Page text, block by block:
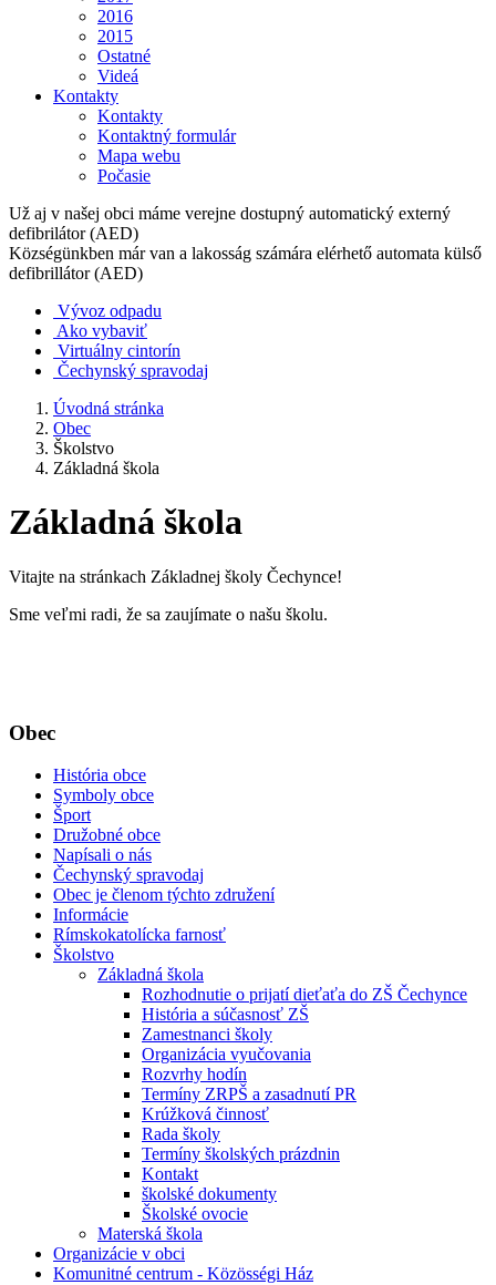
2016
2015
Ostatné
Videá
Kontakty
Kontakty
Kontaktný formulár
Mapa webu
Počasie
Už aj v našej obci máme verejne dostupný automatický externý
defibrilátor (AED)
Községünkben már van a lakosság számára elérhető automata külső
defibrillátor (AED)
Vývoz odpadu
Ako vybaviť
Virtuálny cintorín
Čechynský spravodaj
Úvodná stránka
Obec
Školstvo
Základná škola
Základná škola
Vitajte na stránkach Základnej školy Čechynce!
Sme veľmi radi, že sa zaujímate o našu školu.
Obec
História obce
Symboly obce
Šport
Družobné obce
Napísali o nás
Čechynský spravodaj
Obec je členom týchto združení
Informácie
Rímskokatolícka farnosť
Školstvo
Základná škola
Rozhodnutie o prijatí dieťaťa do ZŠ Čechynce
História a súčasnosť ZŠ
Zamestnanci školy
Organizácia vyučovania
Rozvrhy hodín
Termíny ZRPŠ a zasadnutí PR
Krúžková činnosť
Rada školy
Termíny školských prázdnin
Kontakt
školské dokumenty
Školské ovocie
Materská škola
Organizácie v obci
Komunitné centrum - Közösségi Ház